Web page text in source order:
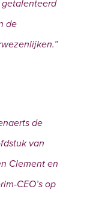
de
de
van
Clement en
CEO’s op